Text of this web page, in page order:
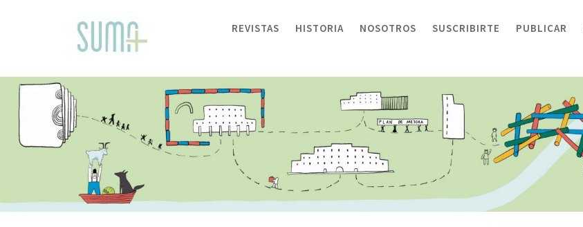
REVISTAS HISTORIA NOSOTROS SUSCRIBIRTE PUBLICAR